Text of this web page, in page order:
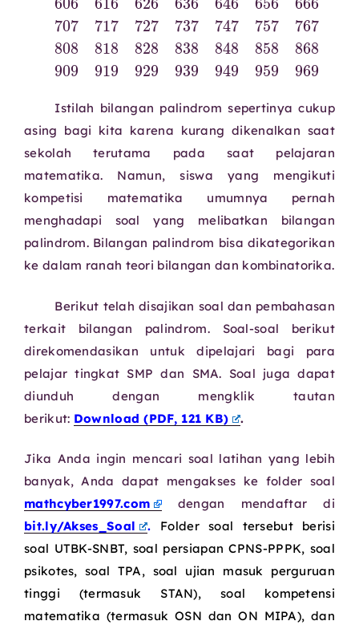
Istilah bilangan palindrom sepertinya cukup
asing bagi kita karena kurang dikenalkan saat
sekolah terutama pada saat pelajaran
matematika. Namun, siswa yang mengikuti
kompetisi matematika umumnya pernah
menghadapi soal yang melibatkan bilangan
palindrom. Bilangan palindrom bisa dikategorikan
ke dalam ranah teori bilangan dan kombinatorika.
Berikut telah disajikan soal dan pembahasan
terkait bilangan palindrom. Soal-soal berikut
direkomendasikan untuk dipelajari bagi para
pelajar tingkat SMP dan SMA. Soal juga dapat
diunduh dengan mengklik tautan
berikut: Download (PDF, 121 KB) .
Jika Anda ingin mencari soal latihan yang lebih
banyak, Anda dapat mengakses ke folder soal
mathcyber1997.com
dengan mendaftar di
bit.ly/Akses_Soal
. Folder soal tersebut berisi
soal UTBK-SNBT, soal persiapan CPNS-PPPK, soal
psikotes, soal TPA, soal ujian masuk perguruan
tinggi (termasuk STAN), soal kompetensi
matematika (termasuk OSN dan ON MIPA), dan